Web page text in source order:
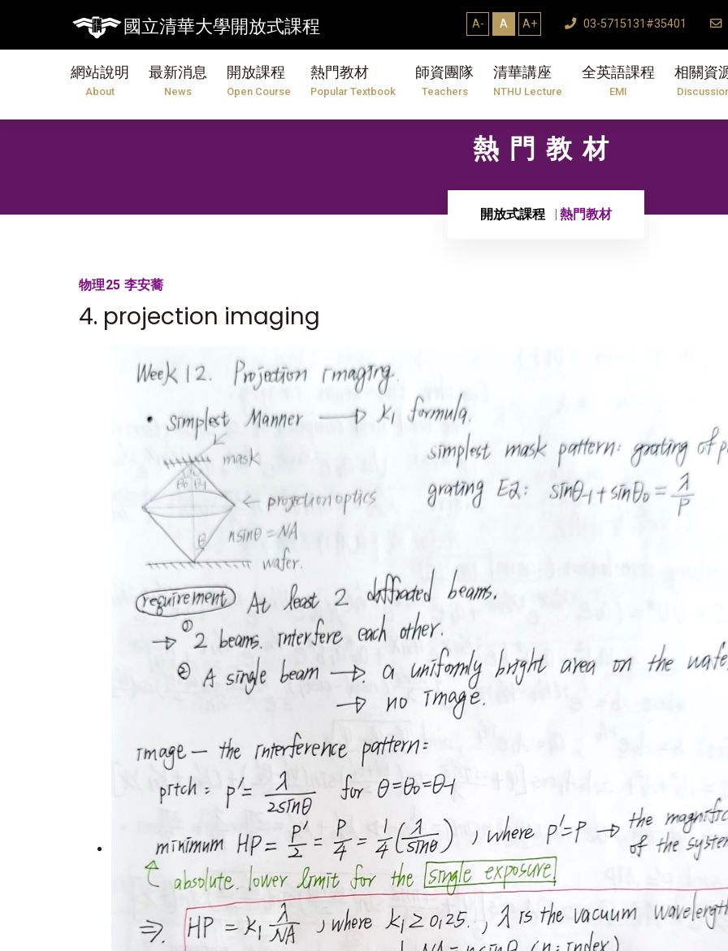
國立清華大學開放式課程 A- A A+ 03-5715131#35401
網站說明
About
最新消息
News
開放課程
Open Course
熱門教材
Popular Textbook
師資團隊
Teachers
清華講座
NTHU Lecture
全英語課程
EMI
相關資
熱門教材
開放式課程 熱門教材
物理25 李安蕎
4. projection imaging